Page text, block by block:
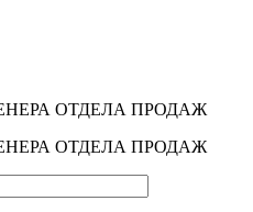
ОТДЕЛА ПРОДАЖ
ОТДЕЛА ПРОДАЖ